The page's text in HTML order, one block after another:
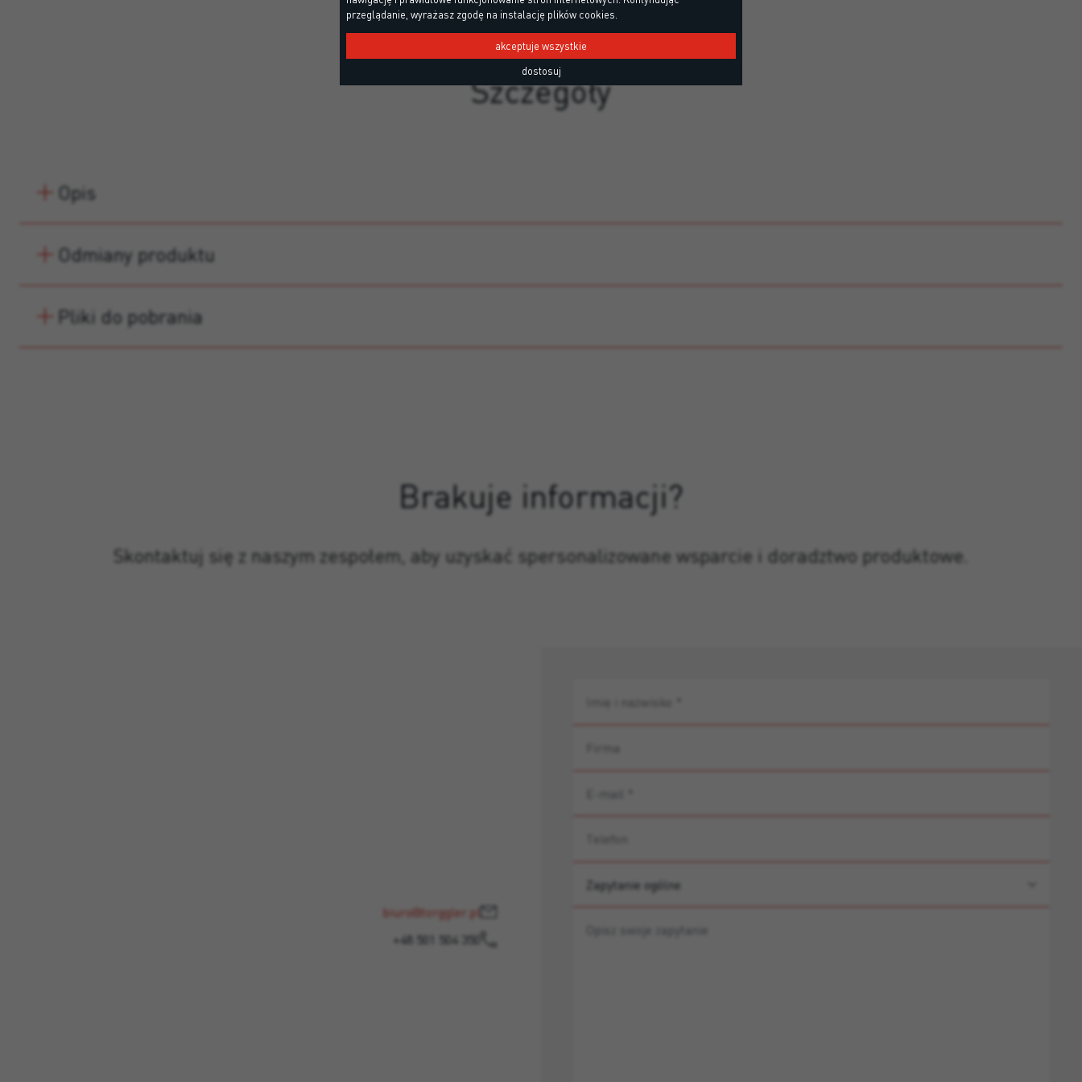
Szczegóły
Opis
Odmiany produktu
Pliki do pobrania
Brakuje informacji?
Skontaktuj się z naszym zespołem, aby uzyskać spersonalizowane wsparcie i doradztwo produktowe.
biuro@torggler.pl
+48 501 504 350
przeglądanie, wyrażasz zgodę na instalację plików cookies.
akceptuje wszystkie
dostosuj